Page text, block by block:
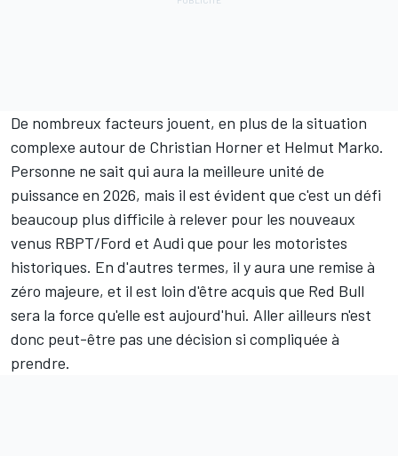
De nombreux facteurs jouent, en plus de la situation
complexe autour de Christian Horner et Helmut Marko.
Personne ne sait qui aura la meilleure unité de
puissance en 2026, mais il est évident que c'est un défi
beaucoup plus difficile à relever pour les nouveaux
venus RBPT/Ford et Audi que pour les motoristes
historiques. En d'autres termes, il y aura une remise à
zéro majeure, et il est loin d'être acquis que Red Bull
sera la force qu'elle est aujourd'hui. Aller ailleurs n'est
donc peut-être pas une décision si compliquée à
prendre.